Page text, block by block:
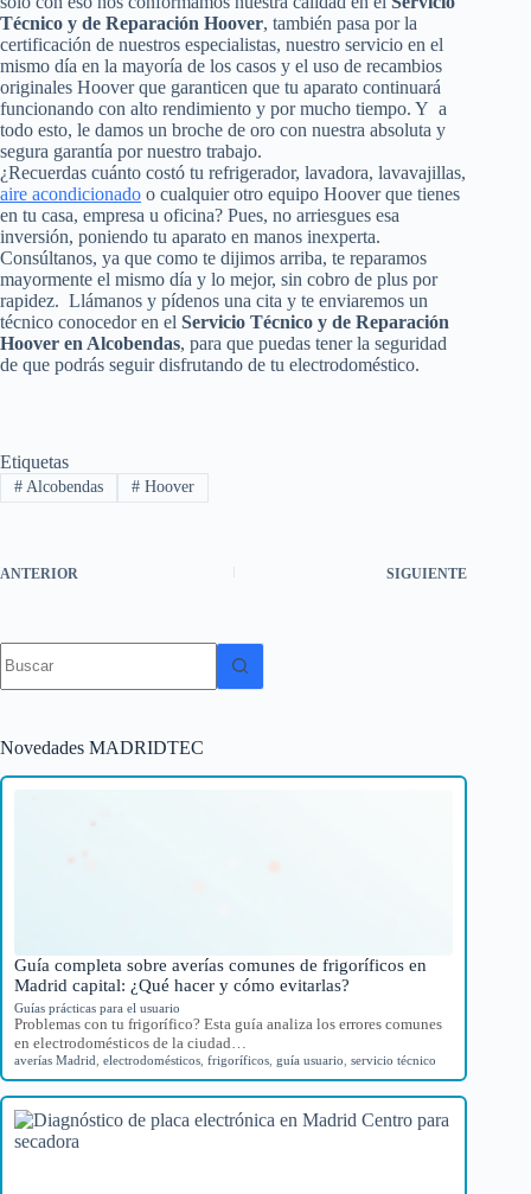
Técnico y de Reparación Hoover, también pasa por la
certificación de nuestros especialistas, nuestro servicio en el
mismo día en la mayoría de los casos y el uso de recambios
originales Hoover que garanticen que tu aparato continuará
funcionando con alto rendimiento y por mucho tiempo. Y a
todo esto, le damos un broche de oro con nuestra absoluta y
segura garantía por nuestro trabajo.
¿Recuerdas cuánto costó tu refrigerador, lavadora, lavavajillas,
aire acondicionado o cualquier otro equipo Hoover que tienes
en tu casa, empresa u oficina? Pues, no arriesgues esa
inversión, poniendo tu aparato en manos inexperta.
Consúltanos, ya que como te dijimos arriba, te reparamos
mayormente el mismo día y lo mejor, sin cobro de plus por
rapidez. Llámanos y pídenos una cita y te enviaremos un
técnico conocedor en el Servicio Técnico y de Reparación
Hoover en Alcobendas, para que puedas tener la seguridad
de que podrás seguir disfrutando de tu electrodoméstico.
Etiquetas
#Alcobendas #Hoover
ANTERIOR SIGUIENTE
resultados
Novedades MADRIDTEC
Guía completa sobre averías comunes de frigoríficos en
Madrid capital: ¿Qué hacer y cómo evitarlas?
Guías prácticas para el usuario
Problemas con tu frigorífico? Esta guía analiza los errores comunes
en electrodomésticos de la ciudad…
averías Madrid electrodomésticos frigoríficos guía usuario servicio técnico